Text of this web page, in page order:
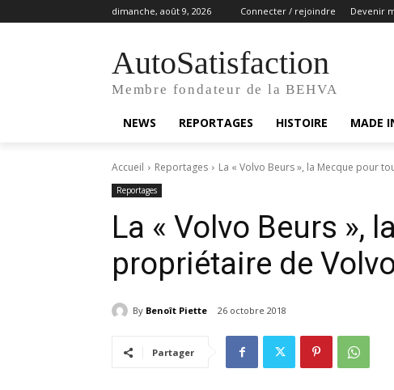
dimanche, août 9, 2026 Connecter / rejoindre Devenir
AutoSatisfaction
Membre fondateur de la BEHVA
NEWS REPORTAGES HISTOIRE MADE
Accueil Reportages La « Volvo Beurs », la Mecque pour
Reportages
La « Volvo Beurs »,
propriétaire de
By Benoît Piette 26 octobre 2018
Partager